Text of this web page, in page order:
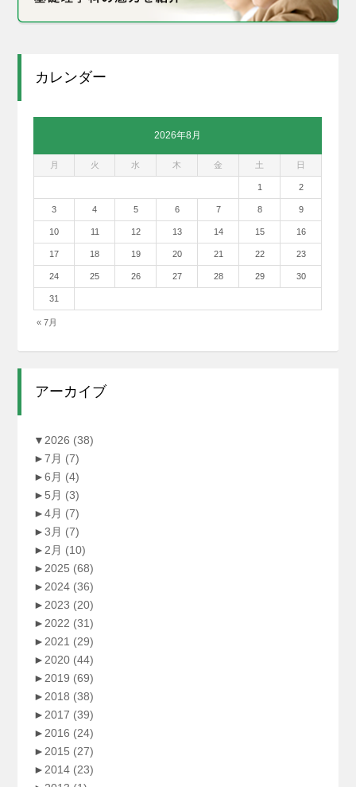
カレンダー
2026年8月
月 火 水 木 金 土 日
« 7月
1 2
3 4 5 6 7 8 9
10 11 12 13 14 15 16
17 18 19 20 21 22 23
24 25 26 27 28 29 30
31
アーカイブ
▼ 2026 (38)
►7月 (7)
►6月 (4)
► 5月 (3)
►4月 (7)
►3月 (7)
► 2月 (10)
► 2025 (68)
► 2024 (36)
► 2023 (20)
► 2022 (31)
► 2021 (29)
► 2020 (44)
► 2019 (69)
► 2018 (38)
► 2017 (39)
► 2016 (24)
► 2015 (27)
► 2014 (23)